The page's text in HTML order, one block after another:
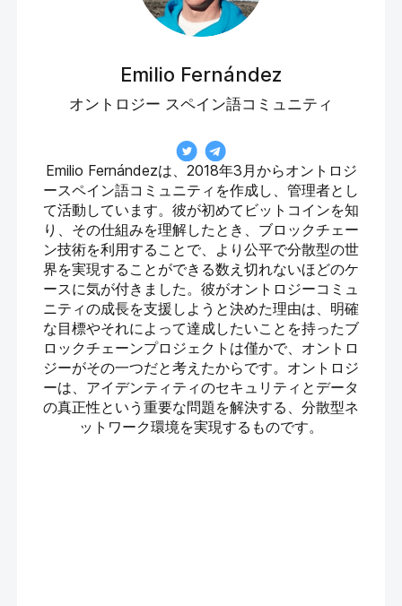
Emilio Fernández
オントロジー スペイン語コミュニティ
Emilio Fernándezは、2018年3月からオントロジ
ースペイン語コミュニティを作成し、管理者とし
て活動しています。彼が初めてビットコインを知
り、その仕組みを理解したとき、ブロックチェー
ン技術を利用することで、より公平で分散型の世
界を実現することができる数え切れないほどのケ
ースに気が付きました。彼がオントロジーコミュ
ニティの成長を支援しようと決めた理由は、明確
な目標やそれによって達成したいことを持ったブ
ロックチェーンプロジェクトは僅かで、オントロ
ジーがその一つだと考えたからです。オントロジ
ーは、アイデンティティのセキュリティとデータ
の真正性という重要な問題を解決する、分散型ネ
ットワーク環境を実現するものです。